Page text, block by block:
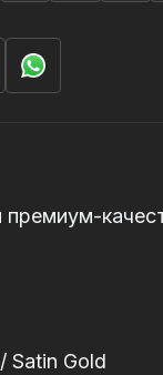
Satin Gold